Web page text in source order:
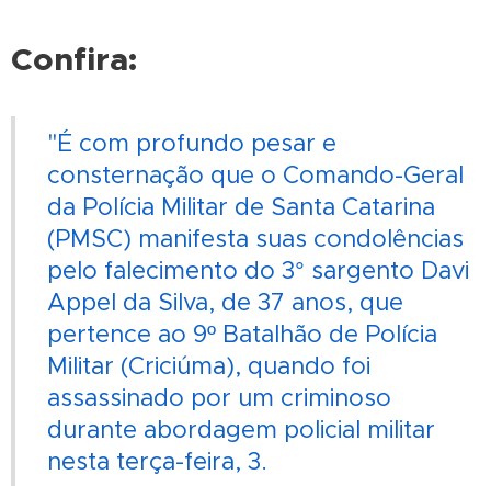
Confira:
"É com profundo pesar e
consternação que o Comando-Geral
da Polícia Militar de Santa Catarina
(PMSC) manifesta suas condolências
pelo falecimento do 3° sargento Davi
Appel da Silva, de 37 anos, que
pertence ao 9º Batalhão de Polícia
Militar (Criciúma), quando foi
assassinado por um criminoso
durante abordagem policial militar
nesta terça-feira, 3.